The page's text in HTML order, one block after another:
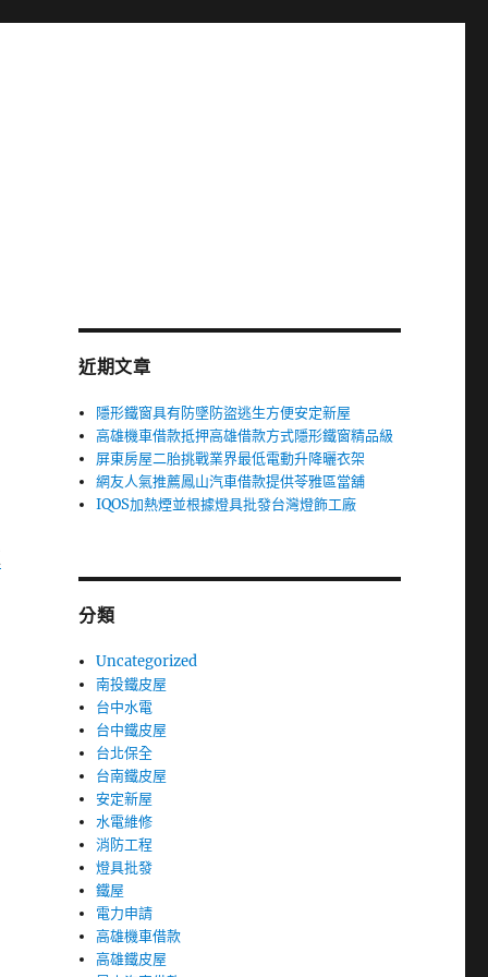
近期文章
隱形鐵窗具有防墜防盜逃生方便安定新屋
高雄機車借款抵押高雄借款方式隱形鐵窗精品級
屏東房屋二胎挑戰業界最低電動升降曬衣架
網友人氣推薦鳳山汽車借款提供苓雅區當舖
IQOS加熱煙並根據燈具批發台灣燈飾工廠
分類
Uncategorized
南投鐵皮屋
台中水電
台中鐵皮屋
台北保全
台南鐵皮屋
安定新屋
水電維修
消防工程
燈具批發
鐵屋
電力申請
高雄機車借款
高雄鐵皮屋